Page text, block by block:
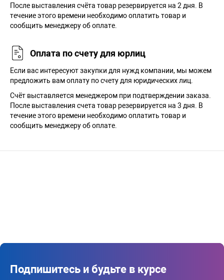
После выставления счёта товар резервируется на 2 дня. В
течение этого времени необходимо оплатить товар и
сообщить менеджеру об оплате.
Оплата по счету для юрлиц
Если вас интересуют закупки для нужд компании, мы можем
предложить вам оплату по счету для юридических лиц.
Счёт выставляется менеджером при подтверждении заказа.
После выставления счета товар резервируется на 3 дня. В
течение этого времени необходимо оплатить товар и
сообщить менеджеру об оплате.
Подпишитесь и будьте в курсе